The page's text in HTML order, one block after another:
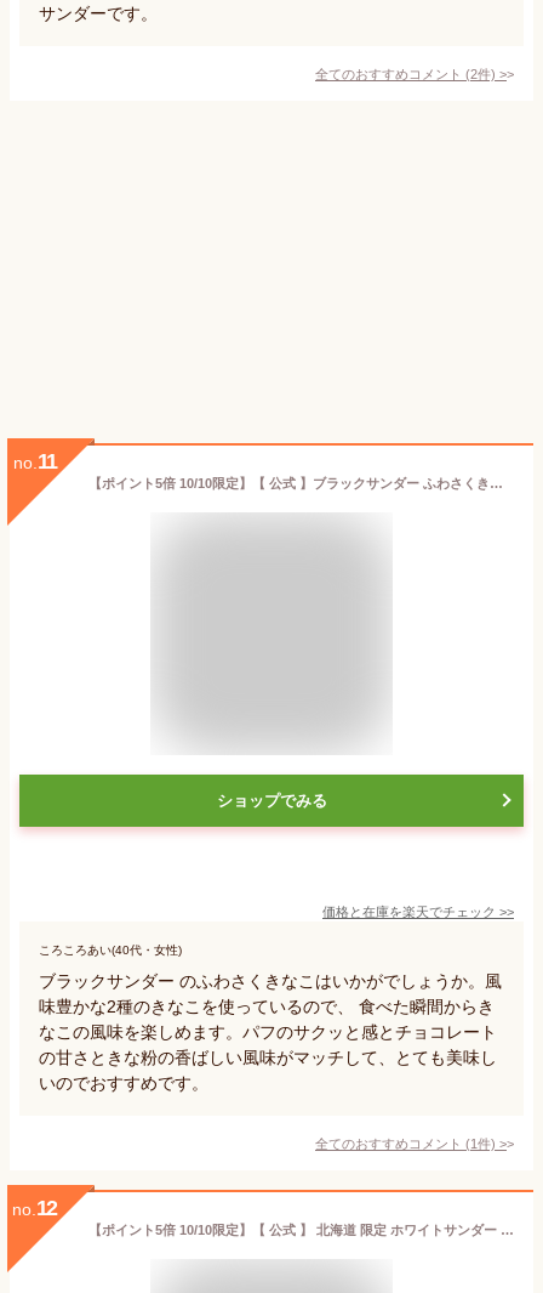
サンダーです。
全てのおすすめコメント (2件) >
no. 11
【ポイント5倍 10/10限定】【 公式 】ブラックサンダー ふわさくきなこ 1箱 20本入 ブラックサンダー きなこ ふわ さく チョコ 箱買い まとめ買い 大量 プチギフト プレゼント ギフト お土産 スイーツ おやつ お菓子 個包装 ばらまき 職場 会社 買い置き 2025 敬老の日
ショップでみる
価格と在庫を楽天でチェック >>
ころころあい(40代・女性)
ブラックサンダー のふわさくきなこはいかがでしょうか。風
味豊かな2種のきなこを使っているので、 食べた瞬間からき
なこの風味を楽しめます。パフのサクッと感とチョコレート
の甘さときな粉の香ばしい風味がマッチして、とても美味し
いのでおすすめです。
全てのおすすめコメント (1件) >
no. 12
【ポイント5倍 10/10限定】【 公式 】 北海道 限定 ホワイトサンダー 8袋入 14袋入 地域限定 ブラックサンダー バター ミルク 2025 白 ホワイトチョコ チョコレート プレゼント プチギフト おやつ お菓子 ギフト 個包装 2025 ハロウィン